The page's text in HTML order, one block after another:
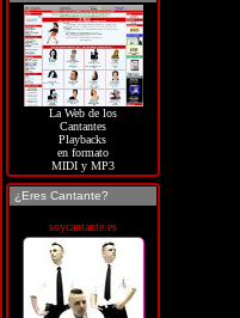
La Web de los
Cantantes
Playbacks
en formato
MIDI y MP3
¿Eres Cantante?
soycantante.es